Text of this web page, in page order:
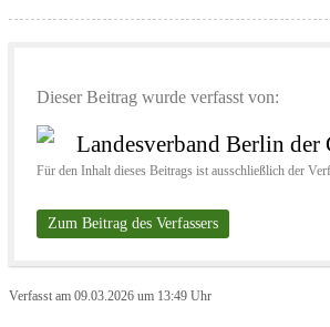
Dieser Beitrag wurde verfasst von:
Landesverband Berlin der
Für den Inhalt dieses Beitrags ist ausschließlich der
Zum Beitrag des Verfassers
Verfasst am 09.03.2026 um 13:49 Uhr